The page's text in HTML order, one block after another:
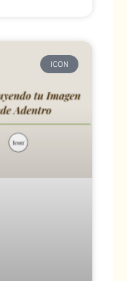
ICON